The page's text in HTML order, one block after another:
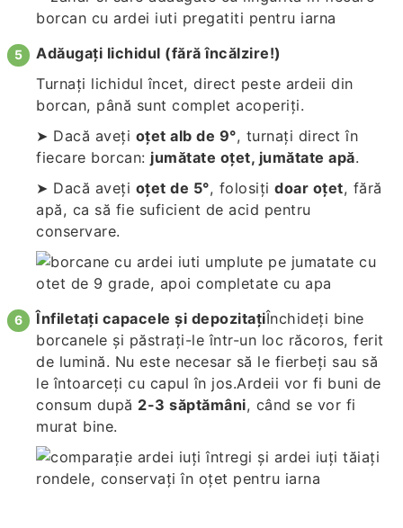
Adăugați lichidul (fără încălzire!)
Turnați lichidul încet, direct peste ardeii din
borcan, până sunt complet acoperiți.
➤ Dacă aveți oțet alb de 9°, turnați direct în
fiecare borcan: jumătate oțet, jumătate apă.
➤ Dacă aveți oțet de 5°, folosițidoar oțet, fără
apă, ca să fie suficient de acid pentru
conservare.
Înfiletați capacele și depozitațiÎnchideți bine
borcanele și păstrați-le într-un loc răcoros, ferit
de lumină. Nu este necesar să le fierbeți sau să
le întoarceți cu capul în jos.Ardeii vor fi buni de
consum după 2-3 săptămâni, când se vor fi
murat bine.